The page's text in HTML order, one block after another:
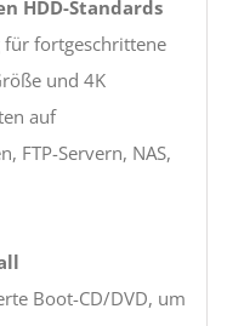
HDD-Standards
für fortgeschrittene
und 4K
auf
FTP-Servern, NAS,
Boot-CD/DVD, um